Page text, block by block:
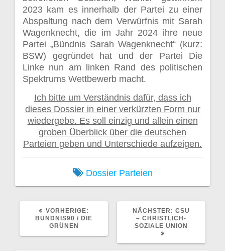
2023 kam es innerhalb der Partei zu einer
Abspaltung nach dem Verwürfnis mit Sarah
Wagenknecht, die im Jahr 2024 ihre neue
Partei „Bündnis Sarah Wagenknecht“ (kurz:
BSW) gegründet hat und der Partei Die
Linke nun am linken Rand des politischen
Spektrums Wettbewerb macht.
Ich bitte um Verständnis dafür, dass ich
dieses Dossier in einer verkürzten Form nur
wiedergebe. Es soll einzig und allein einen
groben Überblick über die deutschen
Parteien geben und Unterschiede aufzeigen.
Dossier Parteien
VORHERIGE: VORHERIGER
BEITRAG:
BÜNDNIS90 / DIE
GRÜNEN
NÄCHSTER: NÄCHSTER
BEITRAG:
CSU
– CHRISTLICH-
SOZIALE UNION